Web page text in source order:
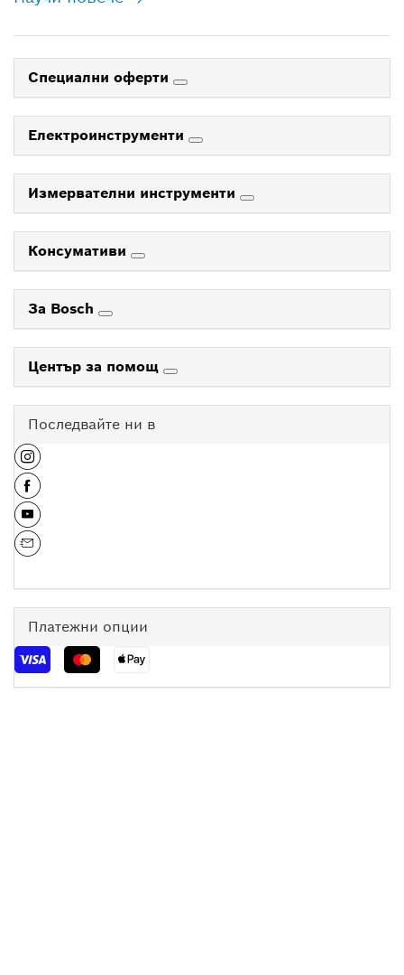
Специални оферти
Електроинструменти
Измервателни инструменти
Консумативи
За Bosch
Център за помощ
Последвайте ни в
Платежни опции